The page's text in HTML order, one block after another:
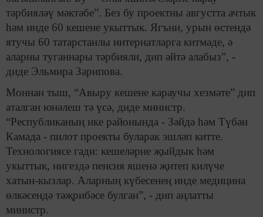
тәрбияләү мәктәбе”. Без бу проектны августта ачтык
һәм инде 60 кешене укыттык. Ягъни, урын өстендә
ятучы 60 татарстанлы интернатларга китмәде, ә
аларны туганнары тәрбияли, дип әйтә алабыз”, -
диде Эльмира Зарипова.
Моннан тыш, “Авыру кешене караучы хезмәте” дип
аталган юнәлеш тә үсә, диде министр.
“Республиканың ике районында - Зәйдә һәм Түбән
Камада - пилот проекты буларак эшләп китте.
Технологиясе гади: кешеләрне җыйдык һәм
укыттык, нигездә пенсия яшенә җитеп килүче
хатын-кызлар. Аларның күбесенең инде медицина
өлкәсендә тәҗрибәсе булган”, - дип аңлатты
министр.